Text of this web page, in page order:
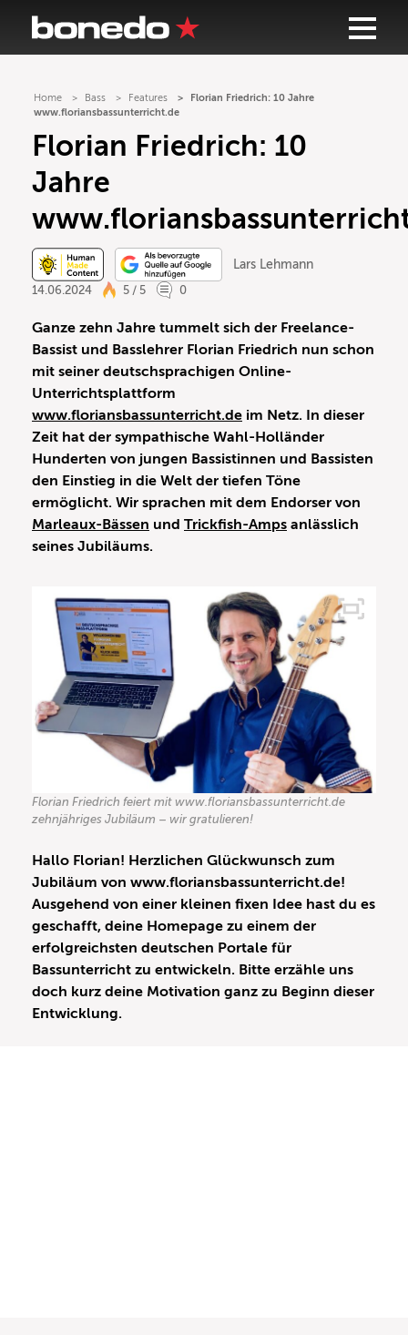
Home Bass Features
Florian Friedrich: 10 Jahre
www.floriansbassunterricht.de
Florian Friedrich: 10
Jahre
Lars Lehmann
14.06.2024
5 / 5 0
Ganze zehn Jahre tummelt sich der Freelance-
Bassist und Basslehrer Florian Friedrich nun schon
mit seiner deutschsprachigen Online-
Unterrichtsplattform
www.floriansbassunterricht.de im Netz. In dieser
Zeit hat der sympathische Wahl-Holländer
Hunderten von jungen Bassistinnen und Bassisten
den Einstieg in die Welt der tiefen Töne
ermöglicht. Wir sprachen mit dem Endorser von
Marleaux-Bässen und Trickfish-Amps anlässlich
seines Jubiläums.
Florian Friedrich feiert mit www.floriansbassunterricht.de
zehnjähriges Jubiläum – wir gratulieren!
Hallo Florian! Herzlichen Glückwunsch zum
Jubiläum von www.floriansbassunterricht.de!
Ausgehend von einer kleinen fixen Idee hast du es
geschafft, deine Homepage zu einem der
erfolgreichsten deutschen Portale für
Bassunterricht zu entwickeln. Bitte erzähle uns
doch kurz deine Motivation ganz zu Beginn dieser
Entwicklung.